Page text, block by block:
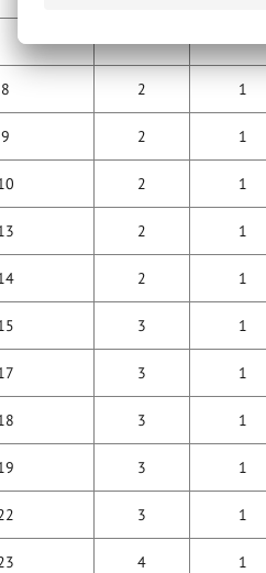
8 2 1
9 2 1
2 1
2 1
2 1
3 1
3 1
3 1
3 1
3 1
4 1